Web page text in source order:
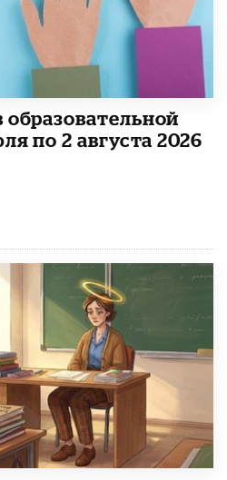
по 2 августа 2026